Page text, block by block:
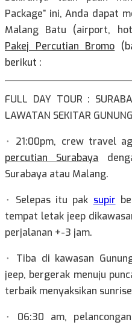
Package” ini, Anda dapat
Malang Batu (airport,
Pakej Percutian Bromo
berikut :
FULL DAY TOUR :
LAWATAN SEKITAR
⬞ 21:00pm, crew travel
percutian Surabaya
Surabaya atau Malang.
⬞ Selepas itu pak supir
tempat letak jeep
perjalanan +-3 jam.
⬞ Tiba di kawasan
jeep, bergerak menuju
terbaik menyaksikan
⬞ 06:30 am,